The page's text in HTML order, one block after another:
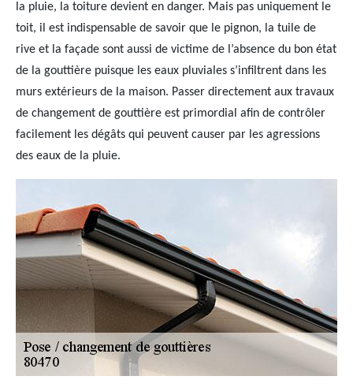
la pluie, la toiture devient en danger. Mais pas uniquement le
toit, il est indispensable de savoir que le pignon, la tuile de
rive et la façade sont aussi de victime de l’absence du bon état
de la gouttière puisque les eaux pluviales s’infiltrent dans les
murs extérieurs de la maison. Passer directement aux travaux
de changement de gouttière est primordial afin de contrôler
facilement les dégâts qui peuvent causer par les agressions
des eaux de la pluie.